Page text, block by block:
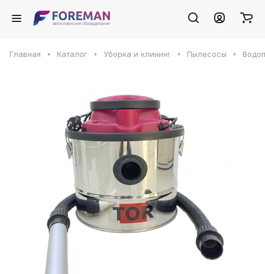
Главная Каталог Уборка и клининг Пылесосы